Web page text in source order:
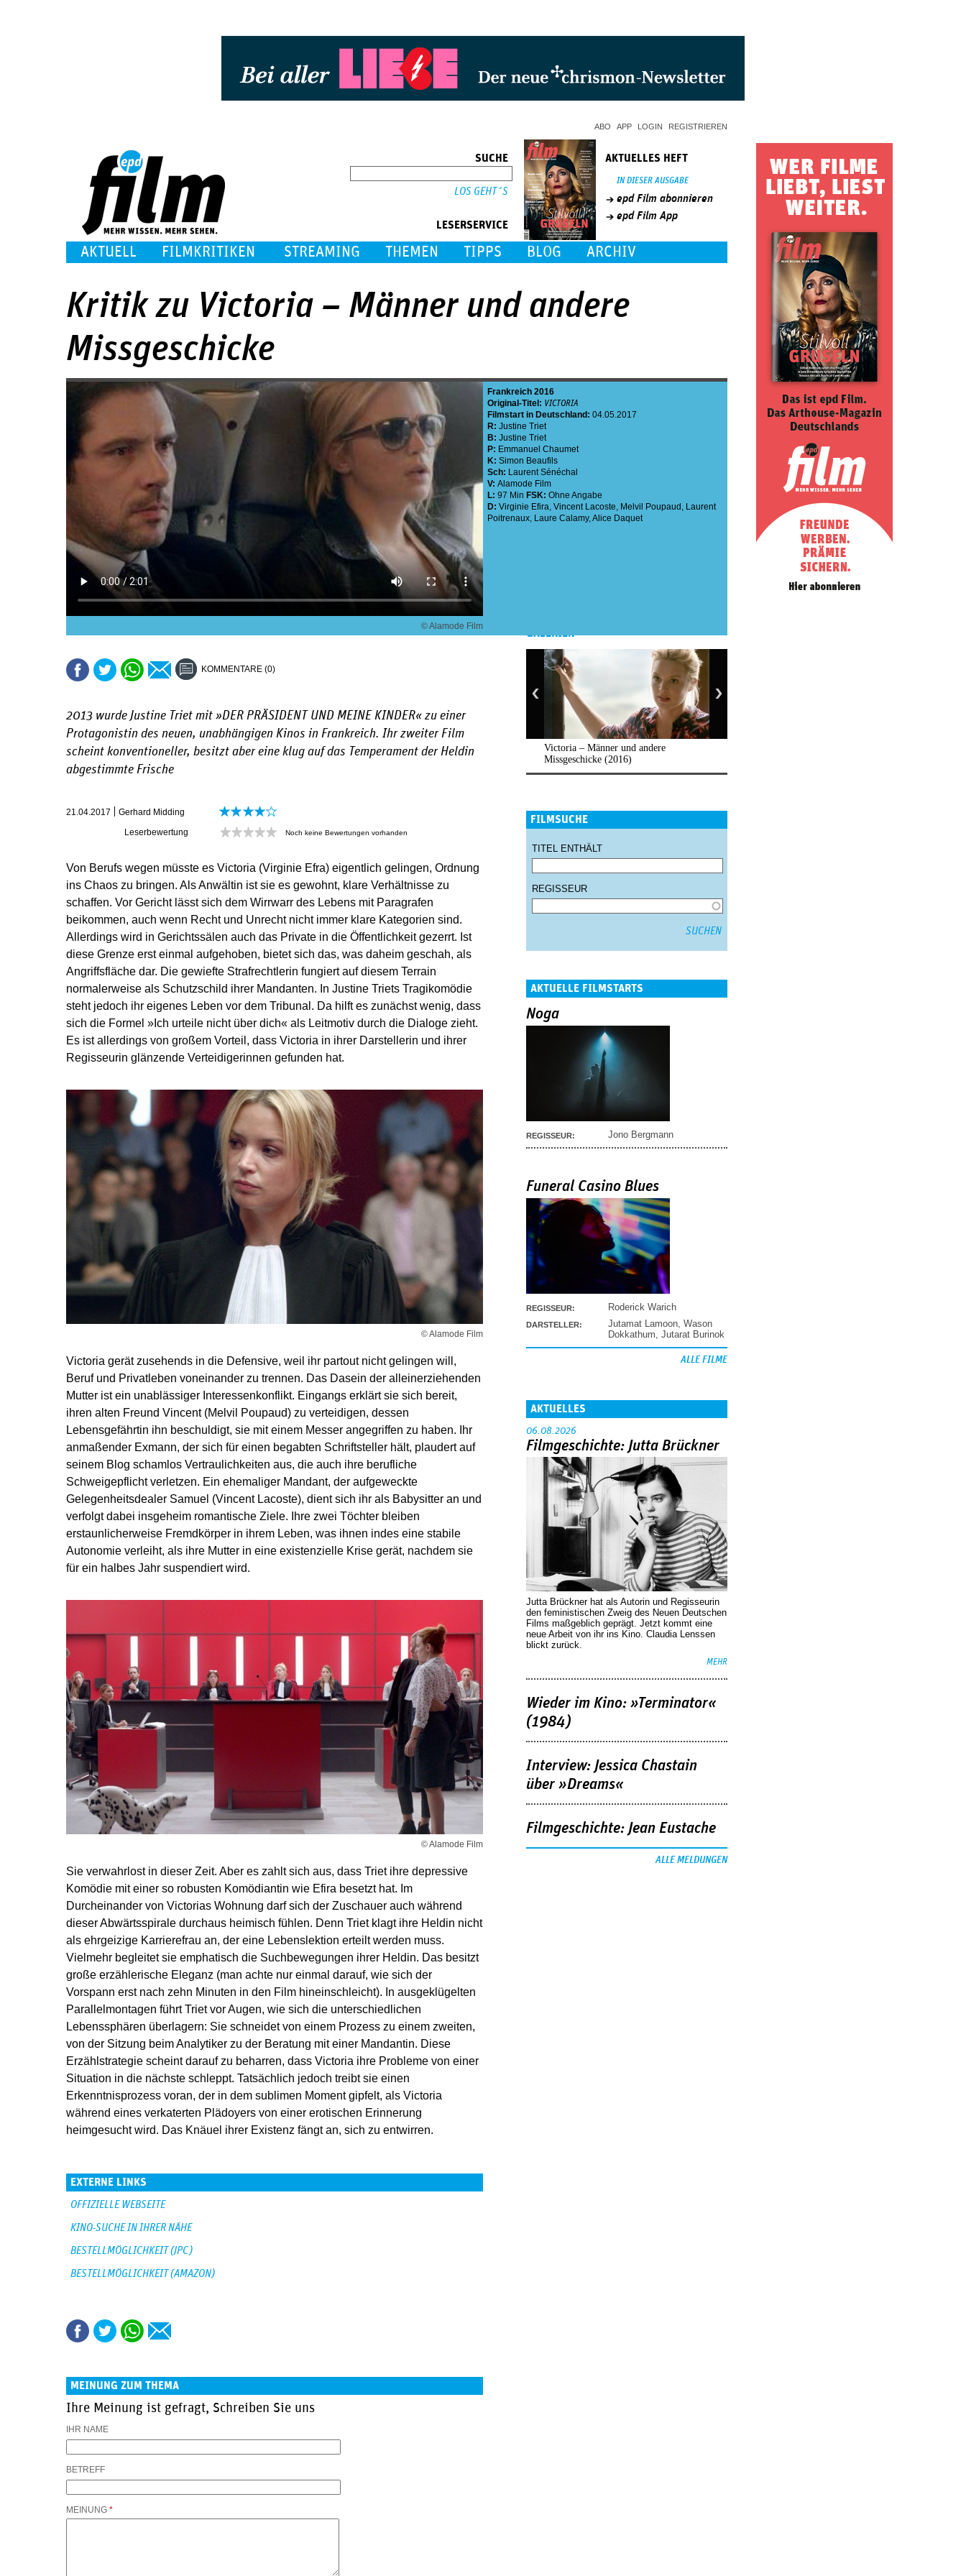
ABO APP LOGIN REGISTRIEREN
SUCHE
LESERSERVICE
AKTUELLES HEFT
IN DIESER AUSGABE
epd Film abonnieren
epd Film App
AKTUELL FILMKRITIKEN STREAMING THEMEN TIPPS BLOG ARCHIV
Kritik zu Victoria – Männer und andere
Missgeschicke
© Alamode Film
Frankreich 2016
Original-Titel: VICTORIA
Filmstart in Deutschland: 04.05.2017
R: Justine Triet
B: Justine Triet
P: Emmanuel Chaumet
K: Simon Beaufils
Sch: Laurent Sénéchal
V: Alamode Film
L: 97 Min FSK: Ohne Angabe
D: Virginie Efira, Vincent Lacoste, Melvil Poupaud , Laurent
Poitrenaux, Laure Calamy,Alice Daquet
KOMMENTARE (0)
2013 wurde Justine Triet mit »DER PRÄSIDENT UND MEINE KINDER« zu einer
Protagonistin des neuen, unabhängigen Kinos in Frankreich. Ihr zweiter Film
scheint konventioneller, besitzt aber eine klug auf das Temperament der Heldin
abgestimmte Frische
21.04.2017
Gerhard Midding
Leserbewertung
Noch keine Bewertungen vorhanden
Von Berufs wegen müsste es Victoria (Virginie Efra) eigentlich gelingen, Ordnung
ins Chaos zu bringen. Als Anwältin ist sie es gewohnt, klare Verhältnisse zu
schaffen. Vor Gericht lässt sich dem Wirrwarr des Lebens mit Paragrafen
beikommen, auch wenn Recht und Unrecht nicht immer klare Kategorien sind.
Allerdings wird in Gerichtssälen auch das Private in die Öffentlichkeit gezerrt. Ist
diese Grenze erst einmal aufgehoben, bietet sich das, was daheim geschah, als
Angriffsfläche dar. Die gewiefte Strafrechtlerin fungiert auf diesem Terrain
normalerweise als Schutzschild ihrer Mandanten. In Justine Triets Tragikomödie
steht jedoch ihr eigenes Leben vor dem Tribunal. Da hilft es zunächst wenig, dass
sich die Formel »Ich urteile nicht über dich« als Leitmotiv durch die Dialoge zieht.
Es ist allerdings von großem Vorteil, dass Victoria in ihrer Darstellerin und ihrer
Regisseurin glänzende Verteidigerinnen gefunden hat.
© Alamode Film
Victoria gerät zusehends in die Defensive, weil ihr partout nicht gelingen will,
Beruf und Privatleben voneinander zu trennen. Das Dasein der alleinerziehenden
Mutter ist ein unablässiger Interessenkonflikt. Eingangs erklärt sie sich bereit,
ihren alten Freund Vincent (Melvil Poupaud) zu verteidigen, dessen
Lebensgefährtin ihn beschuldigt, sie mit einem Messer angegriffen zu haben. Ihr
anmaßender Exmann, der sich für einen begabten Schriftsteller hält, plaudert auf
seinem Blog schamlos Vertraulichkeiten aus, die auch ihre berufliche
Schweigepflicht verletzen. Ein ehemaliger Mandant, der aufgeweckte
Gelegenheitsdea­ler Samuel (Vincent Lacoste), dient sich ihr als Babysitter an und
verfolgt dabei insgeheim romantische Ziele. Ihre zwei Töchter bleiben
erstaunlicherweise Fremdkörper in ihrem Leben, was ihnen indes eine stabile
Autonomie verleiht, als ihre Mutter in eine existenzielle Krise gerät, nachdem sie
für ein halbes Jahr suspendiert wird.
© Alamode Film
Sie verwahrlost in dieser Zeit. Aber es zahlt sich aus, dass Triet ihre depressive
Komödie mit einer so robusten Komödiantin wie Efira besetzt hat. Im
Durcheinander von Victorias Wohnung darf sich der Zuschauer auch während
dieser Abwärtsspirale durchaus heimisch fühlen. Denn Triet klagt ihre Heldin nicht
als ehrgeizige Karrierefrau an, der eine Lebenslektion erteilt werden muss.
Vielmehr begleitet sie emphatisch die Suchbewegungen ihrer Heldin. Das besitzt
große erzählerische Eleganz (man achte nur einmal darauf, wie sich der
Vorspann erst nach zehn Minuten in den Film hineinschleicht). In ausgeklügelten
Parallelmontagen führt Triet vor Augen, wie sich die unterschiedlichen
Lebenssphären überlagern: Sie schneidet von einem Prozess zu einem zweiten,
von der Sitzung beim Analytiker zu der Beratung mit einer Mandantin. Diese
Erzählstrategie scheint darauf zu beharren, dass Victoria ihre Probleme von einer
Situation in die nächste schleppt. Tatsächlich jedoch treibt sie einen
Erkenntnisprozess voran, der in dem sublimen Moment gipfelt, als Victoria
während eines verkaterten Plädoyers von einer erotischen Erinnerung
heimgesucht wird. Das Knäuel ihrer Existenz fängt an, sich zu entwirren.
EXTERNE LINKS
OFFIZIELLE WEBSEITE
KINO-SUCHE IN IHRER NÄHE
BESTELLMÖGLICHKEIT (JPC)
BESTELLMÖGLICHKEIT (AMAZON)
MEINUNG ZUM THEMA
Ihre Meinung ist gefragt, Schreiben Sie uns
IHR NAME
BETREFF
MEINUNG *
GALERIEN
Victoria – Männer und andere
Missgeschicke (2016)
FILMSUCHE
TITEL ENTHÄLT
REGISSEUR
AKTUELLE FILMSTARTS
Noga
REGISSEUR: Jono Bergmann
Funeral Casino Blues
REGISSEUR: Roderick Warich
DARSTELLER: Jutamat Lamoon Wason
Dokkathum Jutarat Burinok
ALLE FILME
AKTUELLES
06.08.2026
Filmgeschichte: Jutta Brückner
Jutta Brückner hat als Autorin und Regisseurin
den feministischen Zweig des Neuen Deutschen
Films maßgeblich geprägt. Jetzt kommt eine
neue Arbeit von ihr ins Kino. Claudia Lenssen
blickt zurück.
MEHR
Wieder im Kino: »Terminator«
(1984)
Interview: Jessica Chastain
über »Dreams«
Filmgeschichte: Jean Eustache
ALLE MELDUNGEN